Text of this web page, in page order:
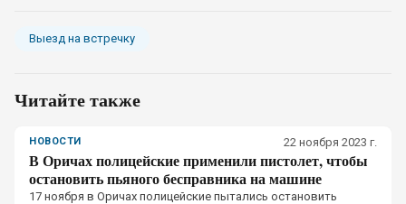
Выезд на встречку
Читайте также
НОВОСТИ 22 ноября 2023 г.
В Оричах полицейские применили пистолет, чтобы
остановить пьяного бесправника на машине
17 ноября в Оричах полицейские пытались остановить